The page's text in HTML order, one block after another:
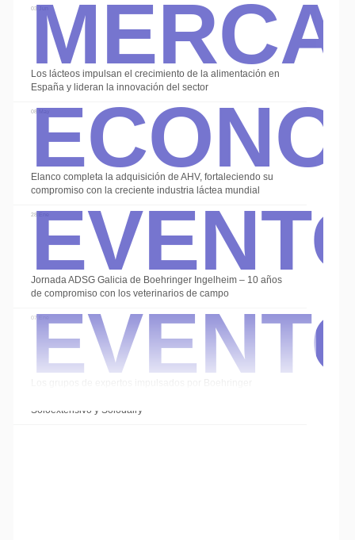
03 Jun
Los lácteos impulsan el crecimiento de la alimentación en
España y lideran la innovación del sector
08 May
Elanco completa la adquisición de AHV, fortaleciendo su
compromiso con la creciente industria láctea mundial
28 Ene
Jornada ADSG Galicia de Boehringer Ingelheim – 10 años
de compromiso con los veterinarios de campo
07 Ene
Soloextensivo y Solodairy